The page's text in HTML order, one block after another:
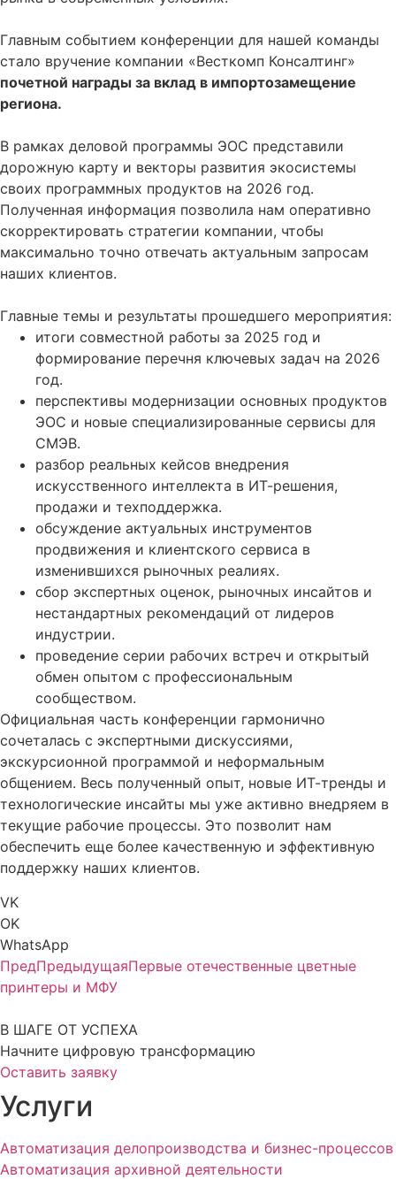
Главным событием конференции для нашей команды
стало вручение компании «Весткомп Консалтинг»
почетной награды за вклад в импортозамещение
региона.
В рамках деловой программы ЭОС представили
дорожную карту и векторы развития экосистемы
своих программных продуктов на 2026 год.
Полученная информация позволила нам оперативно
скорректировать стратегии компании, чтобы
максимально точно отвечать актуальным запросам
наших клиентов.
Главные темы и результаты прошедшего мероприятия:
итоги совместной работы за 2025 год и
формирование перечня ключевых задач на 2026
год.
перспективы модернизации основных продуктов
ЭОС и новые специализированные сервисы для
СМЭВ.
разбор реальных кейсов внедрения
искусственного интеллекта в ИТ-решения,
продажи и техподдержка.
обсуждение актуальных инструментов
продвижения и клиентского сервиса в
изменившихся рыночных реалиях.
сбор экспертных оценок, рыночных инсайтов и
нестандартных рекомендаций от лидеров
индустрии.
проведение серии рабочих встреч и открытый
обмен опытом с профессиональным
сообществом.
Официальная часть конференции гармонично
сочеталась с экспертными дискуссиями,
экскурсионной программой и неформальным
общением. Весь полученный опыт, новые ИТ-тренды и
технологические инсайты мы уже активно внедряем в
текущие рабочие процессы. Это позволит нам
обеспечить еще более качественную и эффективную
поддержку наших клиентов.
VK
OK
WhatsApp
ПредПредыдущаяПервые отечественные цветные
принтеры и МФУ
В ШАГЕ ОТ УСПЕХА
Начните цифровую трансформацию
Оставить заявку
Услуги
Автоматизация делопроизводства и бизнес-процессов
Автоматизация архивной деятельности